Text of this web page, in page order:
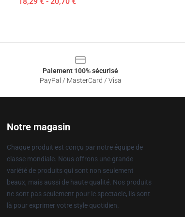
Paiement 100% sécurisé
PayPal / MasterCard / Visa
Notre magasin
Chaque produit est conçu par notre équipe de
classe mondiale. Nous offrons une grande
variété de produits qui sont non seulement
beaux, mais aussi de haute qualité. Nos produits
ne sont pas seulement pour le spectacle, ils sont
là pour exprimer votre style quotidien.